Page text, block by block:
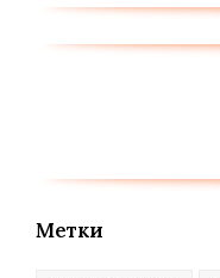
Метки